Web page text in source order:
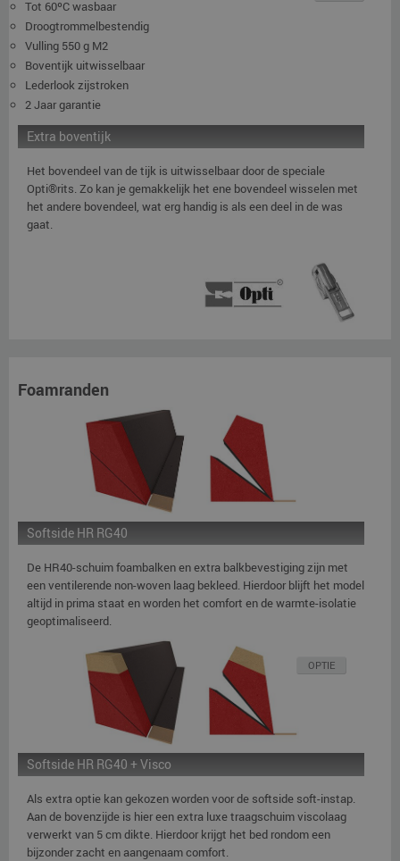
Tot 60ºC wasbaar
Droogtrommelbestendig
Vulling 550 g M2
Boventijk uitwisselbaar
Lederlook zijstroken
2 Jaar garantie
Extra boventijk
Het bovendeel van de tijk is uitwisselbaar door de speciale
Opti®rits. Zo kan je gemakkelijk het ene bovendeel wisselen met
het andere bovendeel, wat erg handig is als een deel in de was
gaat.
Foamranden
Softside HR RG40
De HR40-schuim foambalken en extra balkbevestiging zijn met
een ventilerende non-woven laag bekleed. Hierdoor blijft het model
altijd in prima staat en worden het comfort en de warmte-isolatie
geoptimaliseerd.
OPTIE
Softside HR RG40 + Visco
Als extra optie kan gekozen worden voor de softside soft-instap.
Aan de bovenzijde is hier een extra luxe traagschuim viscolaag
verwerkt van 5 cm dikte. Hierdoor krijgt het bed rondom een
bijzonder zacht en aangenaam comfort.